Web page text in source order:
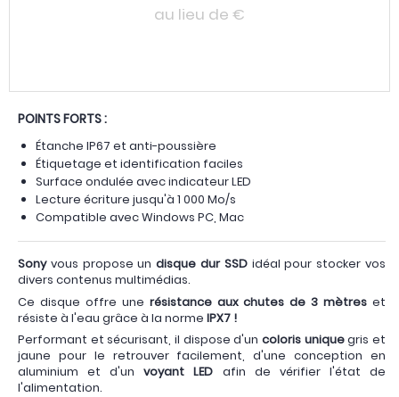
au lieu de €
POINTS FORTS :
Étanche IP67 et anti-poussière
Étiquetage et identification faciles
Surface ondulée avec indicateur LED
Lecture écriture jusqu'à 1 000 Mo/s
Compatible avec Windows PC, Mac
Sonyvous propose un disque dur SSDidéal pour stocker vos
divers contenus multimédias.
Ce disque offre une résistance aux chutes de 3 mètreset
résiste à l'eau grâce à la norme IPX7 !
Performant et sécurisant, il dispose d'un coloris uniquegris et
jaune pour le retrouver facilement, d'une conception en
aluminium et d'unvoyant LED afin de vérifier l'état de
l'alimentation.